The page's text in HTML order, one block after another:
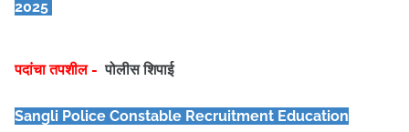
2025
पदांचा तपशील - पोलीस शिपाई
Sangli Police Constable Recruitment Education